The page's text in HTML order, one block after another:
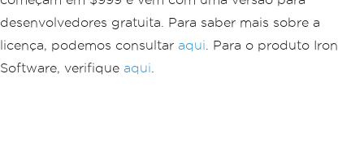
desenvolvedores gratuita. Para saber mais sobre a
licença, podemos consultar aqui . Para o produto Iron
Software, verifique aqui